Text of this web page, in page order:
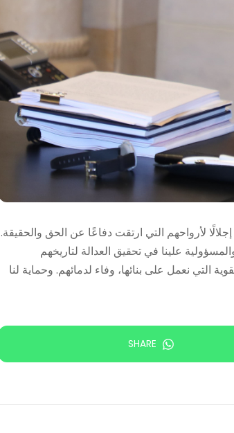
لأرواحهم التي ارتقت دفاعًا عن الحق والحقيقة.
علينا في تحقيق العدالة لتاريخهم
التي نعمل على بنائها، وفاء لدمائهم. وحماية لنا
SHARE